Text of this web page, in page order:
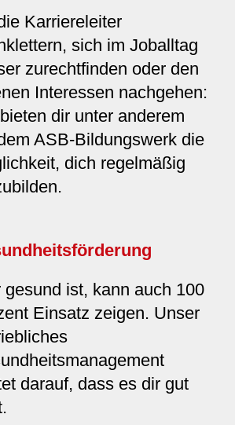
Karriereleiter
sich im Joballtag
zurechtfinden oder den
Interessen nachgehen:
dir unter anderem
ASB-Bildungswerk die
dich regelmäßig
gesund ist, kann auch 100
Einsatz zeigen. Unser
darauf, dass es dir gut